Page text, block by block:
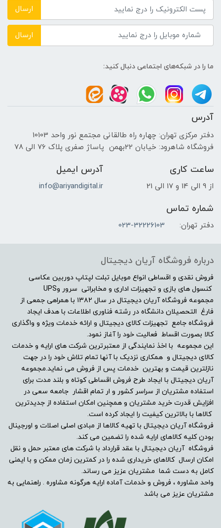
ارسال
ارسال
ما را در شبکه‌های اجتماعی دنبال کنید:
آدرس
دفتر مرکزی تهران: چهاره راه طالقانی مجتمع نور واحد 10103
فروشگاه شاهرود: خیابان 22بهمن پاساژ صفری پلاک 76 الی 78
ساعت کاری
از 9 الی 14 و 17 الی 21
آدرس ایمیل
info@ariyandigital.ir
شماره تماس
دفتر تهران: 023-32226103
درباره فروشگاه آریان دیجیتال
فروش نقدی و اقساطی انواع موبایل تبلت لپتاپ دوربین عکاسی
کنسول های بازی و تجهیزات اداری و مخابراتی سرور وUPS
مجموعه فروشگاه آریان دیجیتال در سال ۱۳۸۲ با همراهی جمعی از
فارغ التحصیلان دانشگاه در رشته فناوری اطلاعات با هدف ایجاد
فروشگاه جامع تجهیزات کالای دیجیتال و ارائه خدمات ویژه و واگذاری
کالا بصورت اقساط فعالیت خود را آغاز نمود.
این مجموعه با اخذ نمایندگی از معتبرترین شرکت های ارایه و خدمات
کالای دیجیتال و همکاری نزدیک با آنها تمام تلاش خود را در جهت
نازلترین قیمت و بهترین خدمات پس از فروش می نماید.مجموعه
آریان دیجیتال با ایجاد طرح فروش اقساطی کوتاه و بلند مدت برای
استفاده مشتریان از سراسر کشور و ار تمام اقشار جامعه سعی در
افزایش قدرت خرید مشتریان و همچنین امکان استفاده از جدیدترین
کالاها با بالاترین کیفیت را ایجاد کرده است.
فروشگاه آریان دیجیتال با تهیه کالاها از مبادی اصلی اصلات و اورجینال
بودن کلیه کالاهای ارایه شده را تضمین می کند.
فروشگاه آریان دیجیتال با عقد قرارداد با شرکت های معتبر حمل و نقل
امکان ارسال کالاهای خریداری شده را در کمترین زمان ممکن و با ایمنی
کامل به دست شما مشتریان عزیز می رساند.
واحد مشاوره ، فروش و خدمات آماده ارایه هرگونه مشاوره . راهنمایی به
مشتریان عزیز می باشد